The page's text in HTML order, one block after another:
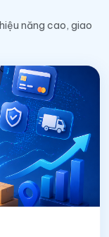
năng cao, giao